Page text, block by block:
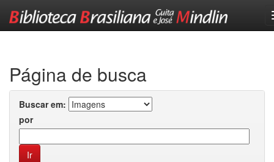
Página de busca
Buscar em:
por